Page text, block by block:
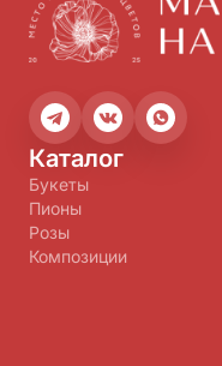
Каталог
Букеты
Пионы
Розы
Композиции